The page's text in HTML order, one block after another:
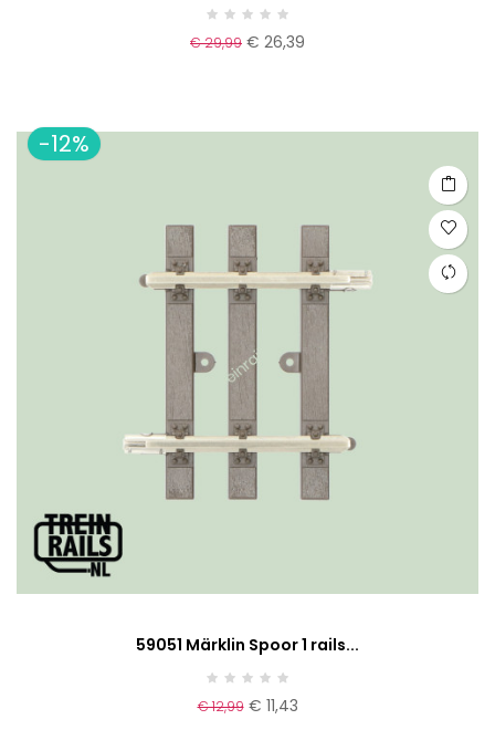
€ 29,99 € 26,39
-12%
59051 Märklin Spoor 1 rails...
€ 12,99 € 11,43